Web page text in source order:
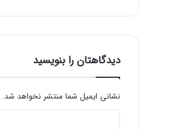
د
دیدگاهتان را بنویسید
نشانی ایمیل شما منتشر نخواهد شد.